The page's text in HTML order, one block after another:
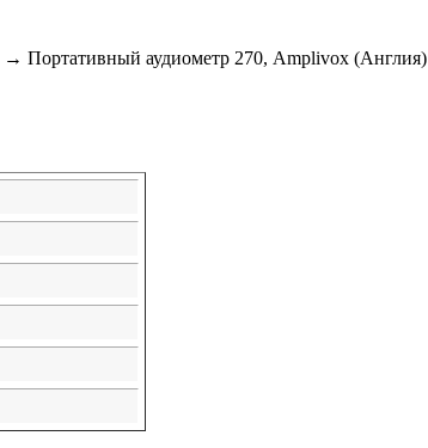
→ Портативный аудиометр 270, Amplivox (Англия)